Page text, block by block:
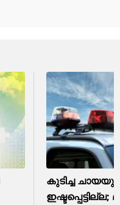
കുടിച്ച
ഇഷ്ടപ്പെട്ടില്ല;